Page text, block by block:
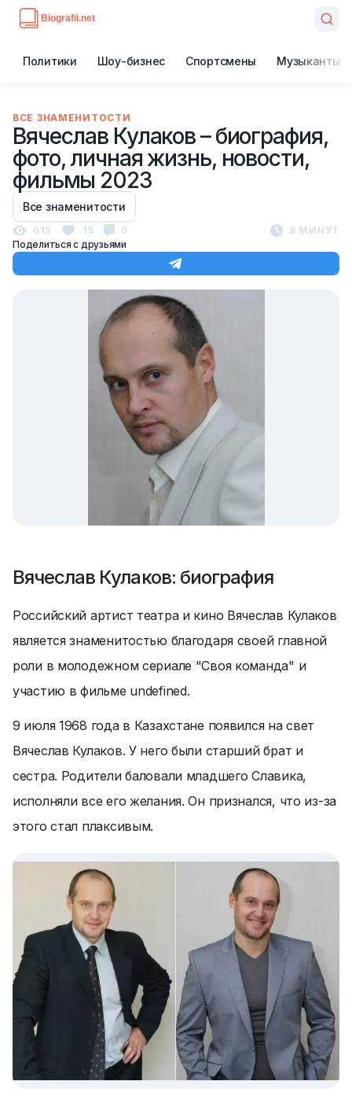
Политики Шоу-бизнес Спортсмены Музыканты
ВСЕ ЗНАМЕНИТОСТИ
Вячеслав Кулаков – биография,
фото, личная жизнь, новости,
фильмы 2023
Все знаменитости
615 15 0
8 МИНУТ
Поделиться с друзьями
Вячеслав Кулаков: биография
Российский артист театра и кино Вячеслав Кулаков
является знаменитостью благодаря своей главной
роли в молодежном сериале "Своя команда" и
участию в фильме undefined.
9 июля 1968 года в Казахстане появился на свет
Вячеслав Кулаков. У него были старший брат и
сестра. Родители баловали младшего Славика,
исполняли все его желания. Он признался, что из-за
этого стал плаксивым.